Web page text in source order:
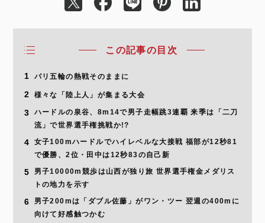
この記事の目次
1 パリ五輪の熱戦そのままに
2 様々な「陸上人」が集まる大会
3
ハードルの泉谷、8m14で男子走幅跳3連覇 来季は「二刀
流」で世界選手権挑戦か!?
4
女子100mハードルでハイレベルな大接戦 福部が12秒81
で優勝、2位・田中は12秒83の自己新
5
男子10000m競歩は山西が独り旅 世界選手権金メダリス
トの地力を示す
6
男子200mは「ダブル佐藤」がワン・ツー 翌週の400mに
向けて好感触つかむ